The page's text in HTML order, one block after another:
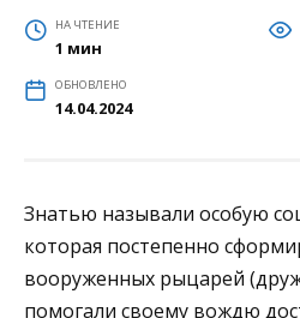
НА ЧТЕНИЕ
1 мин
ОБНОВЛЕНО
14.04.2024
Знатью называли особую
которая постепенно
вооруженных рыцарей
помогали своему вождю